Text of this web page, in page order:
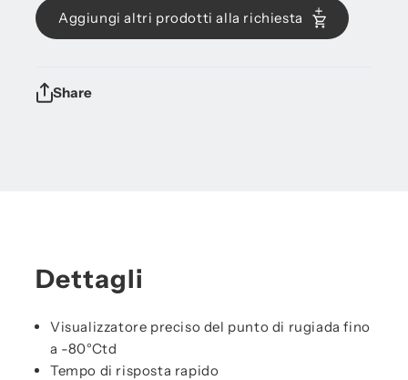
Aggiungi altri prodotti alla richiesta
Share
Dettagli
Visualizzatore preciso del punto di rugiada fino
a -80°Ctd
Tempo di risposta rapido